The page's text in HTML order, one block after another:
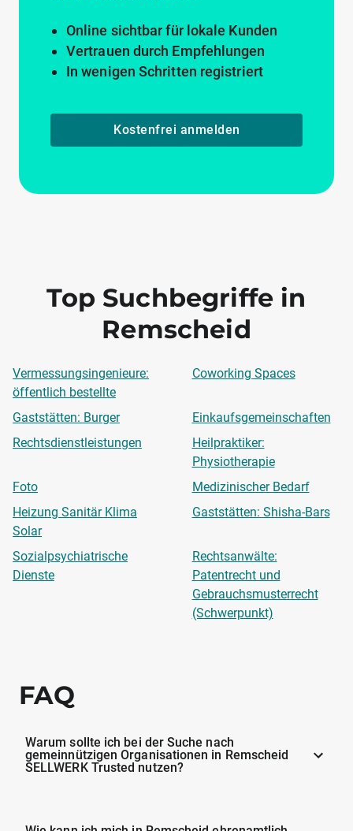
Online sichtbar für lokale Kunden
Vertrauen durch Empfehlungen
In wenigen Schritten registriert
Kostenfrei anmelden
Top Suchbegriffe in
Remscheid
Vermessungsingenieure:
öffentlich bestellte
Coworking Spaces
Gaststätten: Burger
Einkaufsgemeinschaften
Rechtsdienstleistungen
Heilpraktiker:
Physiotherapie
Foto
Medizinischer Bedarf
Heizung Sanitär Klima
Solar
Gaststätten: Shisha-Bars
Sozialpsychiatrische
Dienste
Rechtsanwälte:
Patentrecht und
Gebrauchsmusterrecht
(Schwerpunkt)
FAQ
Warum sollte ich bei der Suche nach
gemeinnützigen Organisationen in Remscheid
SELLWERK Trusted nutzen?